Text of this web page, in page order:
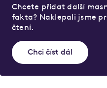
Chcete přidat další
fakta? Naklepali jsme
čtení.
Chci číst dál